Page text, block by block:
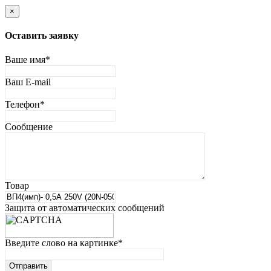
×
Оставить заявку
Ваше имя*
Ваш E-mail
Телефон*
Сообщение
Товар
Защита от автоматических сообщений
Введите слово на картинке*